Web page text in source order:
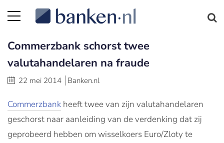
Commerzbank schorst twee
valutahandelaren na fraude
22 mei 2014 Banken.nl
Commerzbank heeft twee van zijn valutahandelaren
geschorst naar aanleiding van de verdenking dat zij
geprobeerd hebben om wisselkoers Euro/Zloty te